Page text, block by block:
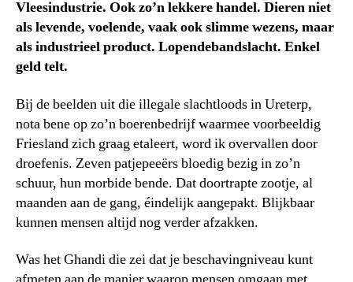
Vleesindustrie. Ook zo’n lekkere handel. Dieren niet
als levende, voelende, vaak ook slimme wezens, maar
als industrieel product. Lopendebandslacht. Enkel
geld telt.
Bij de beelden uit die illegale slachtloods in Ureterp,
nota bene op zo’n boerenbedrijf waarmee voorbeeldig
Friesland zich graag etaleert, word ik overvallen door
droefenis. Zeven patjepeeërs bloedig bezig in zo’n
schuur, hun morbide bende. Dat doortrapte zootje, al
maanden aan de gang, éindelijk aangepakt. Blijkbaar
kunnen mensen altijd nog verder afzakken.
Was het Ghandi die zei dat je beschavingniveau kunt